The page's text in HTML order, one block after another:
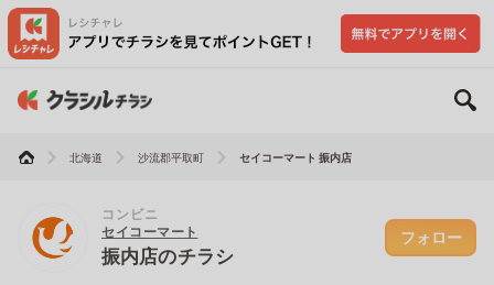
北海道 沙流郡平取町 セイコーマート 振内店
コンビニ
セイコーマート
振内店のチラシ
フォロー